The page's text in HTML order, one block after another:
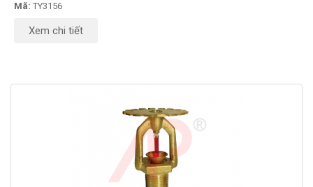
Mã: TY3156
Xem chi tiết